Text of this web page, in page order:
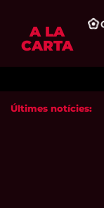
A LA
CARTA
Últimes notícies: